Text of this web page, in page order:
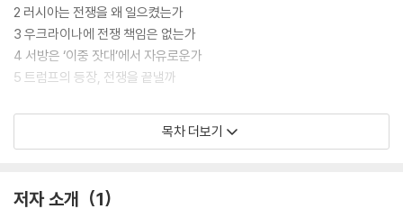
2 러시아는 전쟁을 왜 일으켰는가
3 우크라이나에 전쟁 책임은 없는가
4 서방은 ‘이중 잣대’에서 자유로운가
5 트럼프의 등장, 전쟁을 끝낼까
2부 우크라이나 인물로 본 러시아 관계
1 ‘러시아 멍에’를 씌운 보흐단 흐멜니츠키
목차 더보기
저자 소개 1